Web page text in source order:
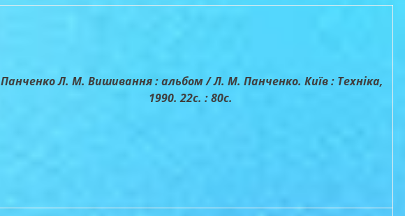
Панченко Л. М. Вишивання : альбом / Л. М. Панченко. Київ : Техніка,
1990. 22с. : 80с.